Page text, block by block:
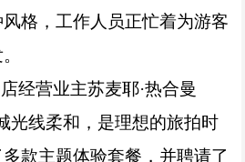
格，工作人员正忙着为游客
经营业主苏麦耶·热合曼
光线柔和，是理想的旅拍时
款主题体验套餐，并聘请了